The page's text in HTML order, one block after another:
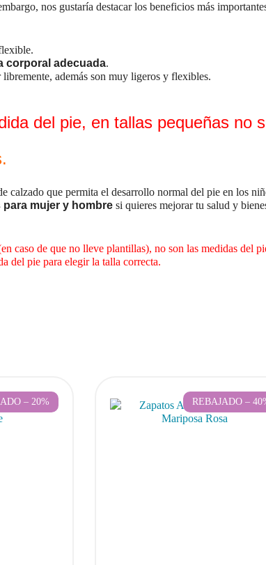
nos gustaría destacar los beneficios más
corporal adecuada.
además son muy ligeros y flexibles.
del pie, en tallas pequeñas no
calzado que permita el desarrollo normal del pie en los
mujer y hombre si quieres mejorar tu salud y
caso de que no lleve plantillas), no son las medidas del
del pie para elegir la talla correcta.
– 20% REBAJADO –